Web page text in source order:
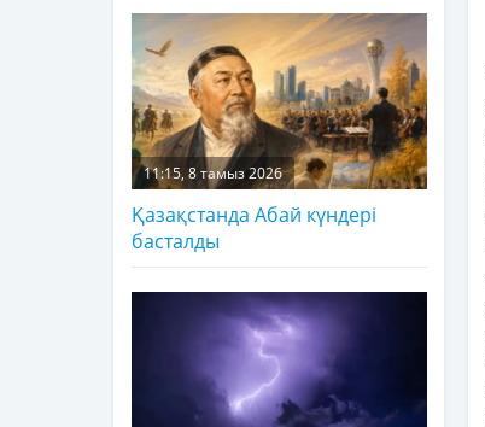
11:15, 8 тамыз 2026
Қазақстанда Абай күндері
басталды